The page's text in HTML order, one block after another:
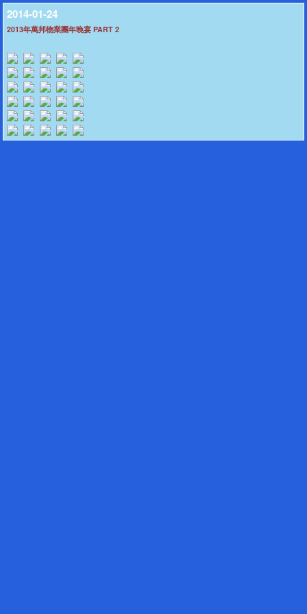
2014-01-24
2013年萬邦物業團年晚宴 PART 2